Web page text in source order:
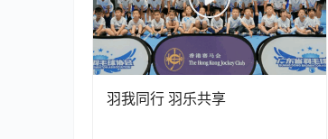
羽我同行 羽乐共享